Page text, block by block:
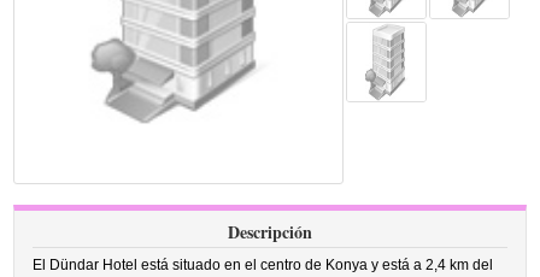
Descripción
El Dündar Hotel está situado en el centro de Konya y está a 2,4 km del